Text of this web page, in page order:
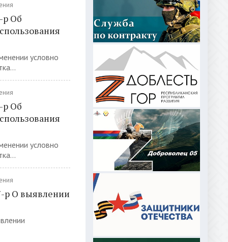
р Об
условно
р Об
условно
р О выявлении